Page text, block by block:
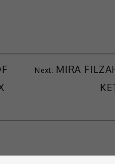
MIRA